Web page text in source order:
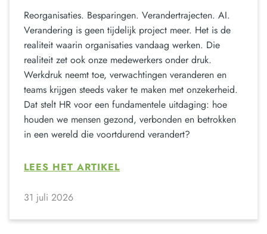
Reorganisaties. Besparingen. Verandertrajecten. AI.
Verandering is geen tijdelijk project meer. Het is de
realiteit waarin organisaties vandaag werken. Die
realiteit zet ook onze medewerkers onder druk.
Werkdruk neemt toe, verwachtingen veranderen en
teams krijgen steeds vaker te maken met onzekerheid.
Dat stelt HR voor een fundamentele uitdaging: hoe
houden we mensen gezond, verbonden en betrokken
in een wereld die voortdurend verandert?
LEES HET ARTIKEL
31 juli 2026